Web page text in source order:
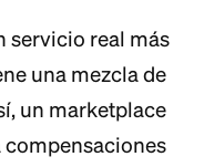
servicio real más
una mezcla de
un marketplace